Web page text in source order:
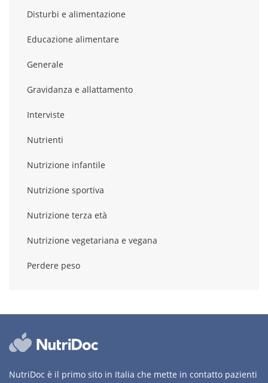
Disturbi e alimentazione
Educazione alimentare
Generale
Gravidanza e allattamento
Interviste
Nutrienti
Nutrizione infantile
Nutrizione sportiva
Nutrizione terza età
Nutrizione vegetariana e vegana
Perdere peso
NutriDoc è il primo sito in Italia che mette in contatto pazienti